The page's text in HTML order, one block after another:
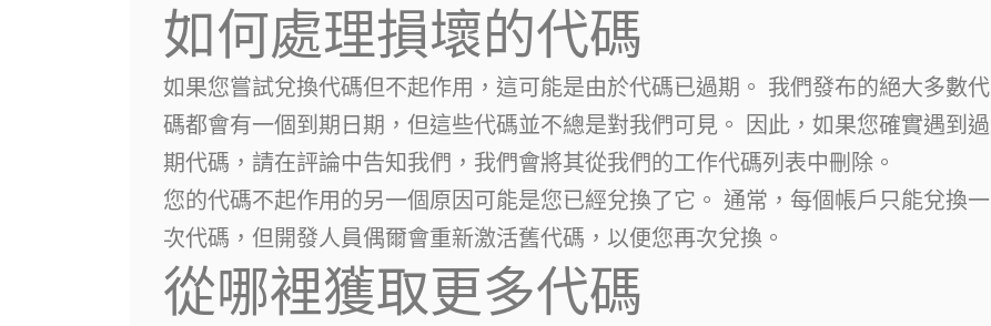
如何處理損壞的代碼
如果您嘗試兌換代碼但不起作用，這可能是由於代碼已過期。 我們發布的絕大多數代
碼都會有一個到期日期，但這些代碼並不總是對我們可見。 因此，如果您確實遇到過
期代碼，請在評論中告知我們，我們會將其從我們的工作代碼列表中刪除。
您的代碼不起作用的另一個原因可能是您已經兌換了它。 通常，每個帳戶只能兌換一
次代碼，但開發人員偶爾會重新激活舊代碼，以便您再次兌換。
從哪裡獲取更多代碼